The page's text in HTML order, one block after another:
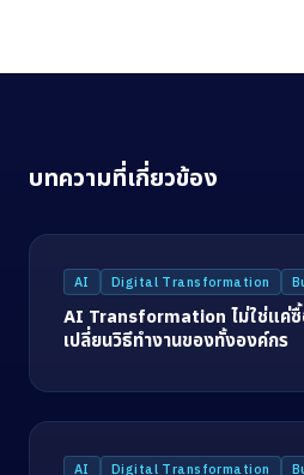
บทความที่เกี่ยวข้อง
AI Digital Transformation
AI Transformation ไม่ใช่แค่
เปลี่ยนวิธีทำงานของทั้งองค์กร
AI Digital Transformation